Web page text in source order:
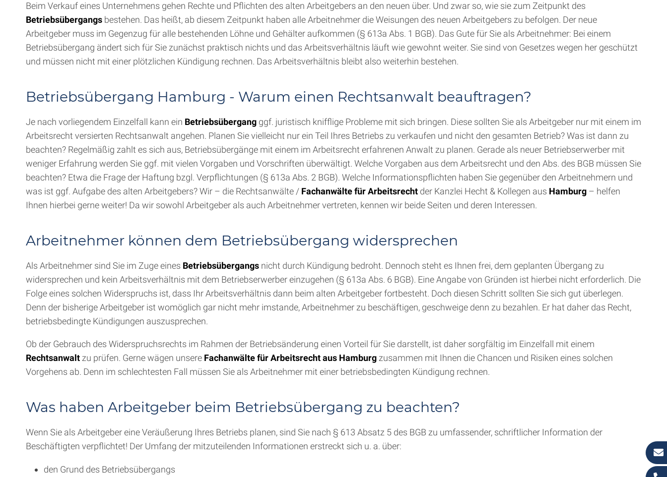
Beim Verkauf eines Unternehmens gehen Rechte und Pflichten des alten Arbeitgebers an den neuen über. Und zwar so, wie sie zum Zeitpunkt des
Betriebsübergangs bestehen. Das heißt, ab diesem Zeitpunkt haben alle Arbeitnehmer die Weisungen des neuen Arbeitgebers zu befolgen. Der neue
Arbeitgeber muss im Gegenzug für alle bestehenden Löhne und Gehälter aufkommen (§ 613a Abs. 1 BGB). Das Gute für Sie als Arbeitnehmer: Bei einem
Betriebsübergang ändert sich für Sie zunächst praktisch nichts und das Arbeitsverhältnis läuft wie gewohnt weiter. Sie sind von Gesetzes wegen her geschützt
und müssen nicht mit einer plötzlichen Kündigung rechnen. Das Arbeitsverhältnis bleibt also weiterhin bestehen.
Betriebsübergang Hamburg - Warum einen Rechtsanwalt beauftragen?
Je nach vorliegendem Einzelfall kann ein Betriebsübergang ggf. juristisch knifflige Probleme mit sich bringen. Diese sollten Sie als Arbeitgeber nur mit einem im
Arbeitsrecht versierten Rechtsanwalt angehen. Planen Sie vielleicht nur ein Teil Ihres Betriebs zu verkaufen und nicht den gesamten Betrieb? Was ist dann zu
beachten? Regelmäßig zahlt es sich aus, Betriebsübergänge mit einem im Arbeitsrecht erfahrenen Anwalt zu planen. Gerade als neuer Betriebserwerber mit
weniger Erfahrung werden Sie ggf. mit vielen Vorgaben und Vorschriften überwältigt. Welche Vorgaben aus dem Arbeitsrecht und den Abs. des BGB müssen Sie
beachten? Etwa die Frage der Haftung bzgl. Verpflichtungen (§ 613a Abs. 2 BGB). Welche Informationspflichten haben Sie gegenüber den Arbeitnehmern und
was ist ggf. Aufgabe des alten Arbeitgebers? Wir – die Rechtsanwälte / Fachanwälte für Arbeitsrecht der Kanzlei Hecht & Kollegen aus Hamburg – helfen
Ihnen hierbei gerne weiter! Da wir sowohl Arbeitgeber als auch Arbeitnehmer vertreten, kennen wir beide Seiten und deren Interessen.
Arbeitnehmer können dem Betriebsübergang widersprechen
Als Arbeitnehmer sind Sie im Zuge eines Betriebsübergangs nicht durch Kündigung bedroht. Dennoch steht es Ihnen frei, dem geplanten Übergang zu
widersprechen und kein Arbeitsverhältnis mit dem Betriebserwerber einzugehen (§ 613a Abs. 6 BGB). Eine Angabe von Gründen ist hierbei nicht erforderlich. Die
Folge eines solchen Widerspruchs ist, dass Ihr Arbeitsverhältnis dann beim alten Arbeitgeber fortbesteht. Doch diesen Schritt sollten Sie sich gut überlegen.
Denn der bisherige Arbeitgeber ist womöglich gar nicht mehr imstande, Arbeitnehmer zu beschäftigen, geschweige denn zu bezahlen. Er hat daher das Recht,
betriebsbedingte Kündigungen auszusprechen.
Ob der Gebrauch des Widerspruchsrechts im Rahmen der Betriebsänderung einen Vorteil für Sie darstellt, ist daher sorgfältig im Einzelfall mit einem
Rechtsanwalt zu prüfen. Gerne wägen unsere Fachanwälte für Arbeitsrecht aus Hamburg zusammen mit Ihnen die Chancen und Risiken eines solchen
Vorgehens ab. Denn im schlechtesten Fall müssen Sie als Arbeitnehmer mit einer betriebsbedingten Kündigung rechnen.
Was haben Arbeitgeber beim Betriebsübergang zu beachten?
Wenn Sie als Arbeitgeber eine Veräußerung Ihres Betriebs planen, sind Sie nach § 613 Absatz 5 des BGB zu umfassender, schriftlicher Information der
Beschäftigten verpflichtet! Der Umfang der mitzuteilenden Informationen erstreckt sich u. a. über:
den Grund des Betriebsübergangs